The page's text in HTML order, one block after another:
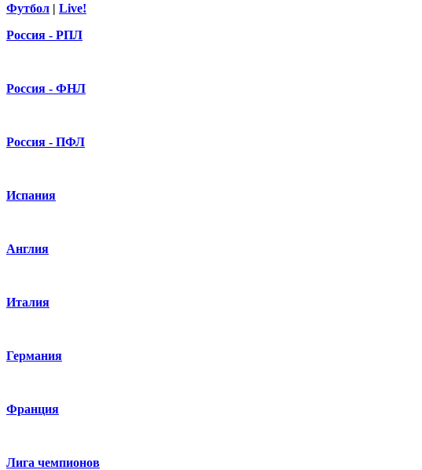
Футбол | Live!
Россия - РПЛ
Россия - ФНЛ
Россия - ПФЛ
Испания
Англия
Италия
Германия
Франция
Лига чемпионов